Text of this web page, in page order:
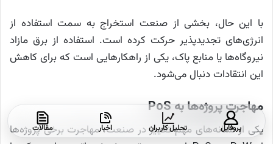
با این حال، بخشی از صنعت استخراج به سمت استفاده از
انرژی‌های تجدیدپذیر حرکت کرده است. استفاده از برق مازاد
نیروگاه‌ها یا منابع پاک، یکی از راهکارهایی است که برای کاهش
این انتقادات دنبال می‌شود.
مهاجرت پروژه‌ها به PoS
یکی از نشانه‌های مهم تغییر در صنعت، مهاجرت برخی پروژه‌ها
پروفایل تحلیل کاربران اخبار مقالات